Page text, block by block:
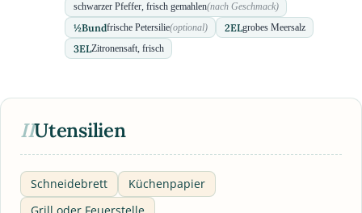
schwarzer Pfeffer, frisch gemahlen(nach Geschmack)
½Bundfrische Petersilie(optional) 2ELgrobes Meersalz
3ELZitronensaft, frisch
IIUtensilien
Schneidebrett
Küchenpapier
Grill oder Feuerstelle